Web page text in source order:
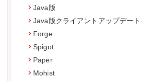
Java版
Java版クライアントアップデート
Forge
Spigot
Paper
Mohist